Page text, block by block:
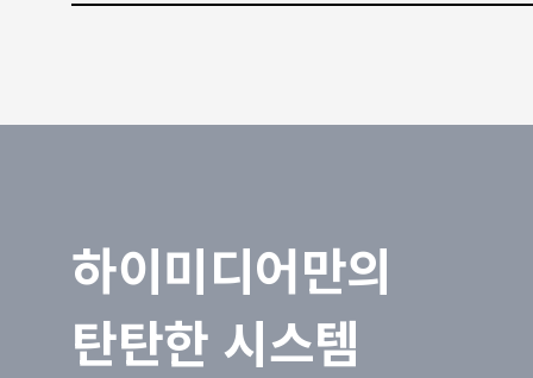
하이미디어만의
탄탄한 시스템